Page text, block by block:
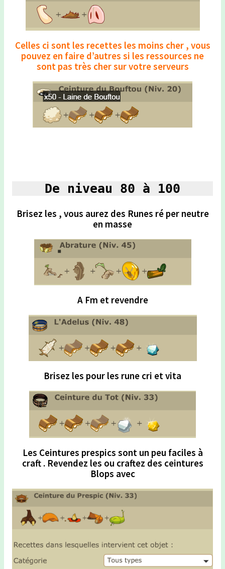
Celles ci sont les recettes les moins cher , vous
pouvez en faire d’autres si les ressources ne
sont pas très cher sur votre serveurs
De niveau 80 à 100
Brisez les , vous aurez des Runes ré per neutre
en masse
A Fm et revendre
Brisez les pour les rune cri et vita
Les Ceintures prespics sont un peu faciles à
craft . Revendez les ou craftez des ceintures
Blops avec